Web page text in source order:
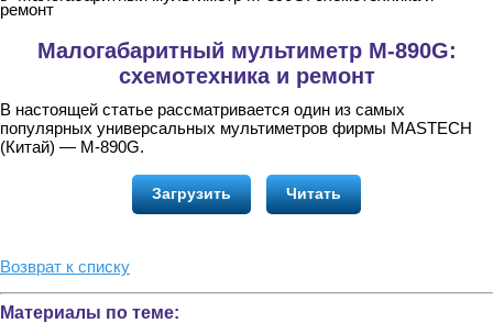
ремонт
Малогабаритный мультиметр M-890G:
схемотехника и ремонт
В настоящей статье рассматривается один из самых
популярных универсальных мультиметров фирмы MASTECH
(Китай) — M-890G.
Загрузить Читать
Возврат к списку
Материалы по теме: